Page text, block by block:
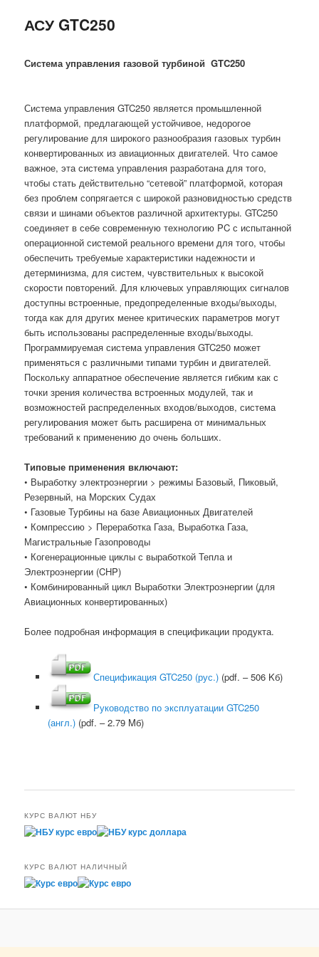
АСУ GTC250
Система управления газовой турбинойGTC250
Система управления GTC250 является промышленной
платформой, предлагающей устойчивое, недорогое
регулирование для широкого разнообразия газовых турбин
конвертированных из авиационных двигателей. Что самое
важное, эта система управления разработана для того,
чтобы стать действительно “сетевой” платформой, которая
без проблем сопрягается с широкой разновидностью средств
связи и шинами объектов различной архитектуры. GTC250
соединяет в себе современную технологию PC с испытанной
операционной системой реального времени для того, чтобы
обеспечить требуемые характеристики надежности и
детерминизма, для систем, чувствительных к высокой
скорости повторений. Для ключевых управляющих сигналов
доступны встроенные, предопределенные входы/выходы,
тогда как для других менее критических параметров могут
быть использованы распределенные входы/выходы.
Программируемая система управления GTC250 может
применяться с различными типами турбин и двигателей.
Поскольку аппаратное обеспечение является гибким как с
точки зрения количества встроенных модулей, так и
возможностей распределенных входов/выходов, система
регулирования может быть расширена от минимальных
требований к применению до очень больших.
Типовые применения включают:
• Выработку электроэнергии > режимы Базовый, Пиковый,
Резервный, на Морских Судах
• Газовые Турбины на базе Авиационных Двигателей
• Компрессию > Переработка Газа, Выработка Газа,
Магистральные Газопроводы
• Когенерационные циклы с выработкой Тепла и
Электроэнергии (CHP)
• Комбинированный цикл Выработки Электроэнергии (для
Авиационных конвертированных)
Более подробная информация в спецификации продукта.
Спецификация GTC250 (рус.)(pdf. – 506 Kб)
Руководство по эксплуатации GTC250
(англ.)(pdf. – 2.79 Mб)
КУРС ВАЛЮТ НБУ
КУРС ВАЛЮТ НАЛИЧНЫЙ